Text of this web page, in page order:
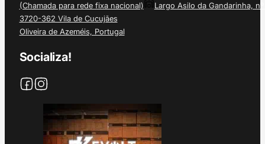
(Chamada para rede fixa nacional)
Largo Asilo da Gandarinha, nº
3720-362 Vila de Cucujães
Oliveira de Azeméis, Portugal
Socializa!